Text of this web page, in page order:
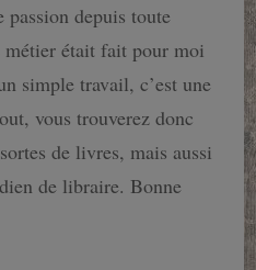
passion depuis toute
métier était fait pour moi
simple travail, c’est une
vous trouverez donc
de livres, mais aussi
de libraire. Bonne